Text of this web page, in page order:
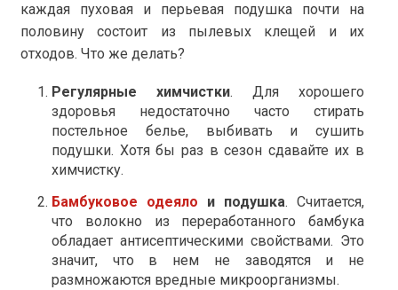
каждая пуховая и перьевая подушка почти на
половину состоит из пылевых клещей и их
отходов. Что же делать?
Регулярные химчистки. Для хорошего
здоровья недостаточно часто стирать
постельное белье, выбивать и сушить
подушки. Хотя бы раз в сезон сдавайте их в
химчистку.
Бамбуковое одеяло и подушка. Считается,
что волокно из переработанного бамбука
обладает антисептическими свойствами. Это
значит, что в нем не заводятся и не
размножаются вредные микроорганизмы.